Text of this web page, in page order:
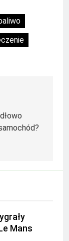
Mans